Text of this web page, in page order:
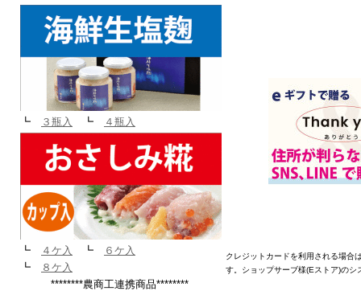
┗ ３瓶入 ┗ ４瓶入
┗ ４ケ入 ┗
６ケ入
┗
８ケ入
********農商工連携商品********
クレジットカードを利用される場合
す。ショップサーブ様(Eストア)の